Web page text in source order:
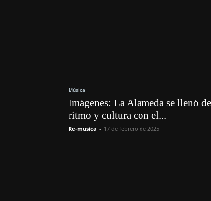
Música
Imágenes: La Alameda se llenó de
ritmo y cultura con el...
Re-musica - 17 de febrero de 2025